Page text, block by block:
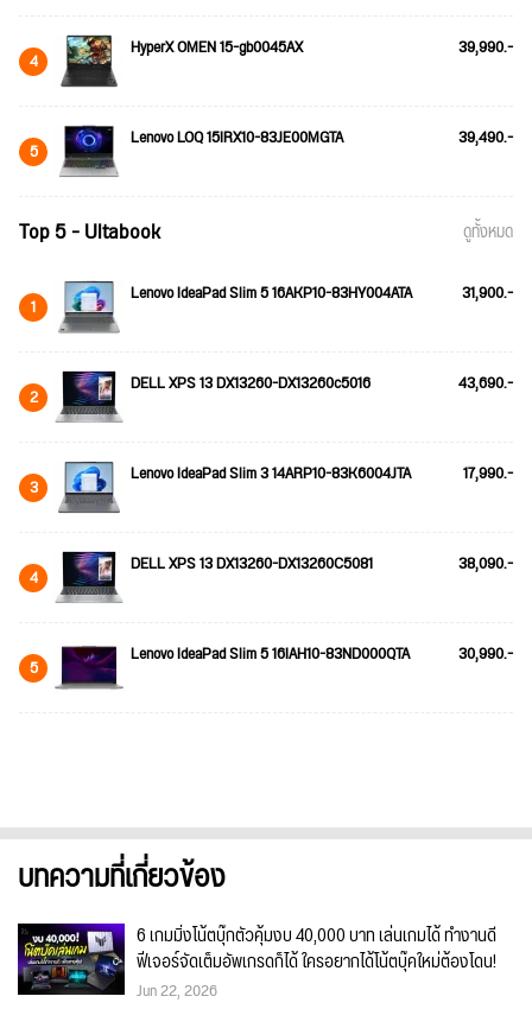
4 HyperX OMEN 15-gb0045AX 39,990.-
5 Lenovo LOQ 15IRX10-83JE00MGTA 39,490.-
Top 5 - Ultabook ดูทั้งหมด
1 Lenovo IdeaPad Slim 5 16AKP10-83HY004ATA 31,900.-
2 DELL XPS 13 DX13260-DX13260c5016 43,690.-
3 Lenovo IdeaPad Slim 3 14ARP10-83K6004JTA 17,990.-
4 DELL XPS 13 DX13260-DX13260C5081 38,090.-
5 Lenovo IdeaPad Slim 5 16IAH10-83ND000QTA 30,990.-
บทความที่เกี่ยวข้อง
6 เกมมิ่งโน้ตบุ๊กตัวคุ้มงบ 40,000 บาท เล่นเกมได้ ทำงานดี
ฟีเจอร์จัดเต็มอัพเกรดก็ได้ ใครอยากได้โน้ตบุ๊คใหม่ต้องโดน!
Jun 22, 2026